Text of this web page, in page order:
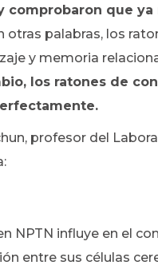
comprobaron que
otras palabras, los
y memoria
los ratones de
profesor del
NPTN influye en el
entre sus células